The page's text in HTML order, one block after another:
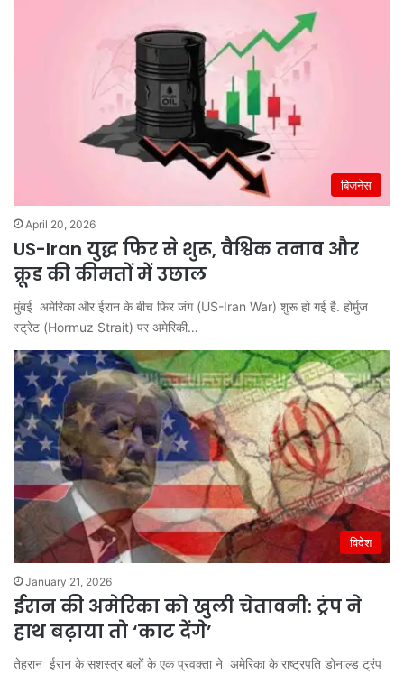
बिज़नेस
April 20, 2026
US-Iran युद्ध फिर से शुरू, वैश्विक तनाव और
क्रूड की कीमतों में उछाल
मुंबई अमेरिका और ईरान के बीच फिर जंग (US-Iran War) शुरू हो गई है. होर्मुज
स्ट्रेट (Hormuz Strait) पर अमेरिकी…
विदेश
January 21, 2026
ईरान की अमेरिका को खुली चेतावनी: ट्रंप ने
हाथ बढ़ाया तो ‘काट देंगे’
तेहरान ईरान के सशस्त्र बलों के एक प्रवक्ता ने अमेरिका के राष्ट्रपति डोनाल्ड ट्रंप